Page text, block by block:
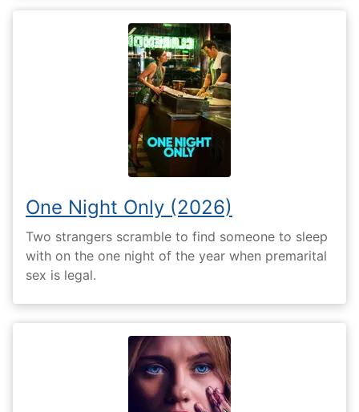
One Night Only (2026)
Two strangers scramble to find someone to sleep
with on the one night of the year when premarital
sex is legal.